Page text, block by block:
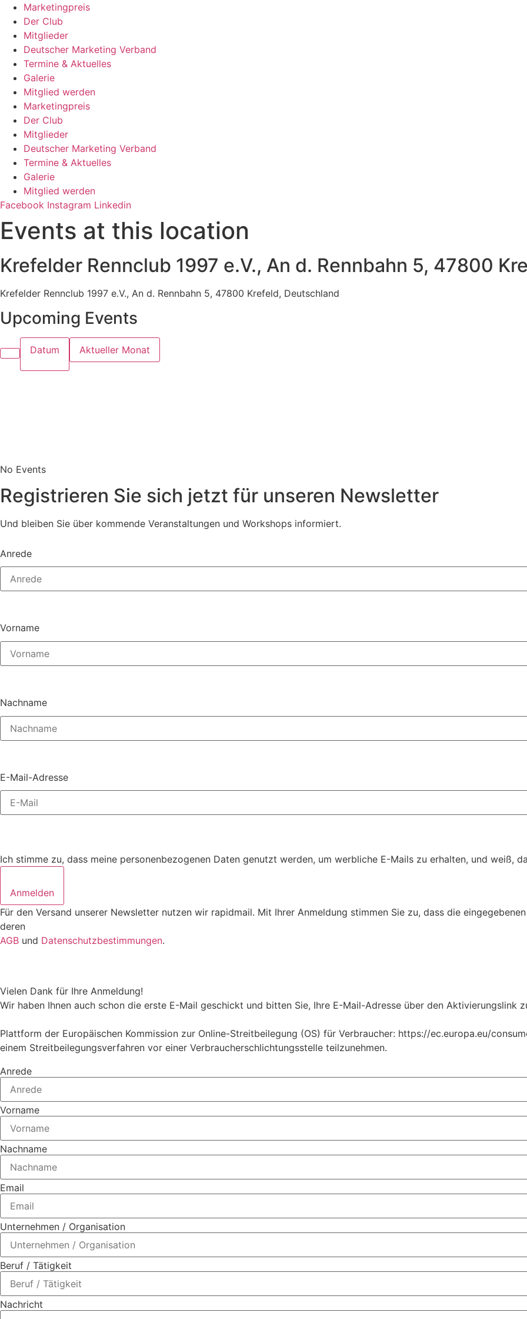
Zum
Inhalt
springen
Marketingpreis
Der Club
Mitglieder
Deutscher Marketing Verband
Termine & Aktuelles
Galerie
Mitglied werden
Marketingpreis
Der Club
Mitglieder
Deutscher Marketing Verband
Termine & Aktuelles
Galerie
Mitglied werden
Facebook Instagram Linkedin
Events at this location
Krefelder Rennclub 1997 e.V., An d. Rennbahn 5, 47800
Krefelder Rennclub 1997 e.V., An d. Rennbahn 5, 47800 Krefeld, Deutschland
Upcoming Events
Datum Aktueller Monat
No Events
Registrieren Sie sich jetzt für unseren Newsletter
Und bleiben Sie über kommende Veranstaltungen und Workshops informiert.
Anrede
Vorname
Nachname
E-Mail-Adresse
Ich stimme zu, dass meine personenbezogenen Daten genutzt werden, um werbliche E-Mails zu erhalten, und weiß,
Anmelden
Für den Versand unserer Newsletter nutzen wir rapidmail. Mit Ihrer Anmeldung stimmen Sie zu, dass die
deren
AGB und Datenschutzbestimmungen.
Vielen Dank für Ihre Anmeldung!
Wir haben Ihnen auch schon die erste E-Mail geschickt und bitten Sie, Ihre E-Mail-Adresse über den Aktivierungslink
Plattform der Europäischen Kommission zur Online-Streitbeilegung (OS) für Verbraucher: https://ec.europa.eu/
einem Streitbeilegungsverfahren vor einer Verbraucherschlichtungsstelle teilzunehmen.
Anrede
Vorname
Nachname
Email
Unternehmen / Organisation
Beruf / Tätigkeit
Nachricht